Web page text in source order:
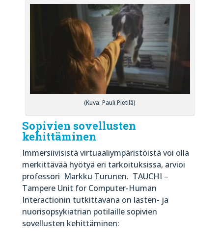
(Kuva: Pauli Pietilä)
Sopivien sovellusten
kehittäminen
Immersiivisistä virtuaaliympäristöistä voi olla
merkittävää hyötyä eri tarkoituksissa, arvioi
professori Markku Turunen. TAUCHI –
Tampere Unit for Computer-Human
Interactionin tutkittavana on lasten- ja
nuorisopsykiatrian potilaille sopivien
sovellusten kehittäminen: